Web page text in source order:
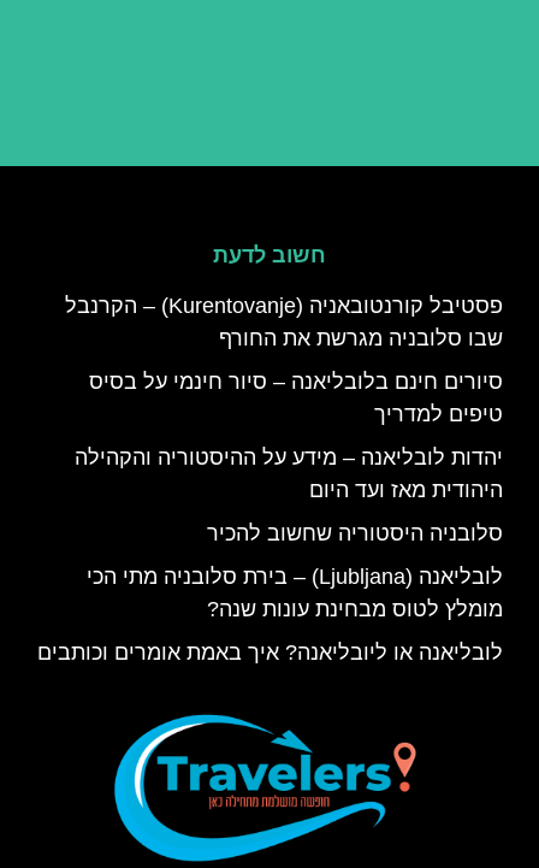
חשוב לדעת
פסטיבל קורנטובאניה (Kurentovanje) – הקרנבל
שבו סלובניה מגרשת את החורף
סיורים חינם בלובליאנה – סיור חינמי על בסיס
טיפים למדריך
יהדות לובליאנה – מידע על ההיסטוריה והקהילה
היהודית מאז ועד היום
סלובניה היסטוריה שחשוב להכיר
לובליאנה (Ljubljana) – בירת סלובניה מתי הכי
מומלץ לטוס מבחינת עונות שנה?
לובליאנה או ליובליאנה? איך באמת אומרים וכותבים